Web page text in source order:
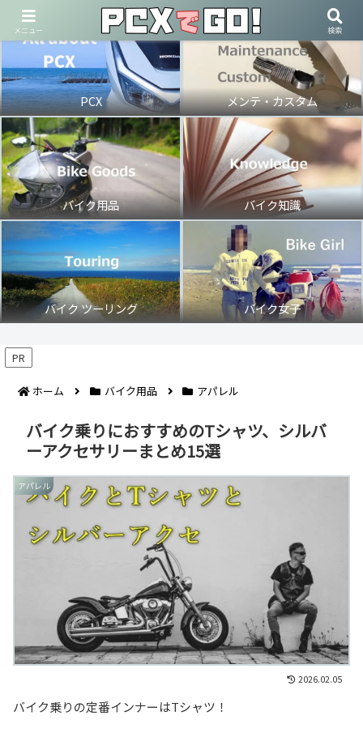
PCX メンテ・カスタム
バイク用品 バイク知識
バイク ツーリング バイク女子
PR
ホーム バイク用品 アパレル
バイク乗りにおすすめのTシャツ、シルバ
ーアクセサリーまとめ15選
アパレル
2026.02.05
バイク乗りの定番インナーはTシャツ！
メニュー 検索